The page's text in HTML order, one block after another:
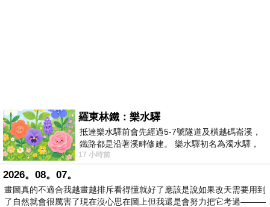
羅東林鐵：樂水驛
抵達樂水驛前會先經過5-7號隧道及橫越碼崙溪，
鐵路都是沿著溪畔修建。 樂水驛初名為濁水驛，
但因與臺鐵集集線車站同名，於1953
17 小時前
2026。08。07。
畫圖真的不適合我越畫越排斥看得懂就好了應該是說如果改天需要用到
了自然就會很厲害了現在沒心思在圖上但我還是會努力把它考過———